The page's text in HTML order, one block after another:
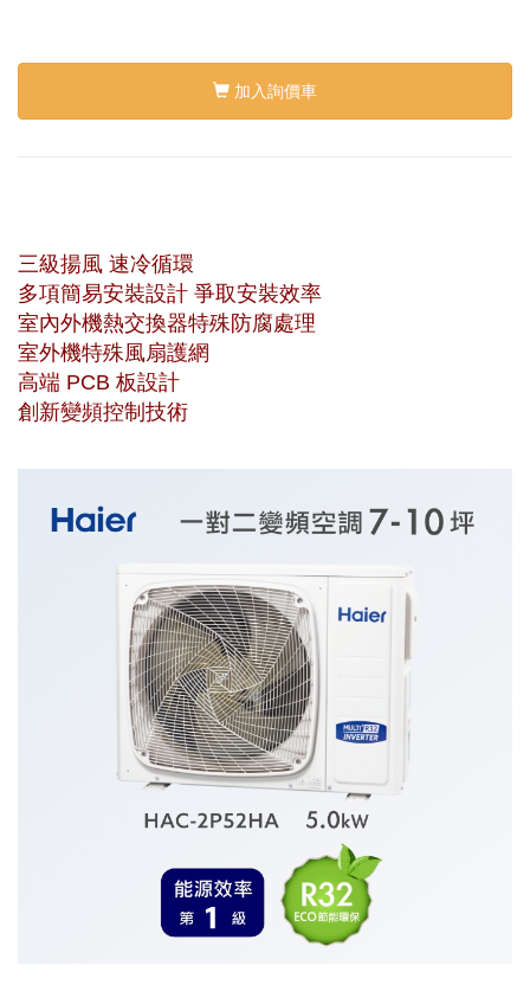
加入詢價車
三級揚風 速冷循環
多項簡易安裝設計 爭取安裝效率
室內外機熱交換器特殊防腐處理
室外機特殊風扇護網
高端 PCB 板設計
創新變頻控制技術